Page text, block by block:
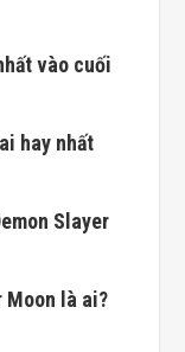
vào cuối
hay nhất
Slayer
Moon là ai?